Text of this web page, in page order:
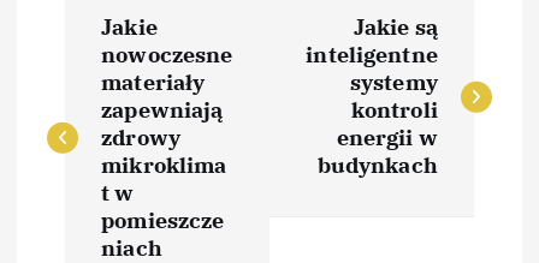
w
Jakie
nowoczesne
materiały
zapewniają
zdrowy
mikroklima
t w
pomieszcze
niach
Jakie są
inteligentne
systemy
kontroli
energii w
budynkach